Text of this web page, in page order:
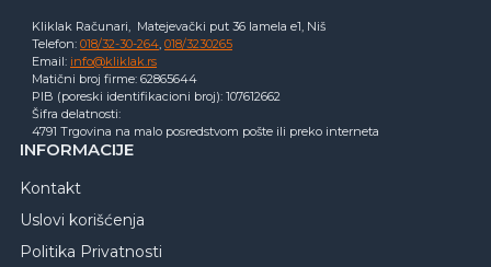
Kliklak Računari, Matejevački put 36 lamela e1, Niš
Telefon: 018/32-30-264, 018/3230265
Email: info@kliklak.rs
Matični broj firme: 62865644
PIB (poreski identifikacioni broj): 107612662
Šifra delatnosti:
4791 Trgovina na malo posredstvom pošte ili preko interneta
INFORMACIJE
Kontakt
Uslovi korišćenja
Politika Privatnosti